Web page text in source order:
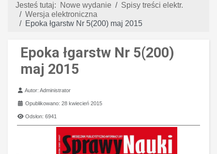
Jesteś tutaj: Nowe wydanie
Spisy treści elektr.
Wersja elektroniczna
Epoka łgarstw Nr 5(200) maj 2015
Epoka łgarstw Nr 5(200)
maj 2015
Szczegóły
Autor:Administrator
Opublikowano: 28 kwiecień 2015
Odsłon: 6941